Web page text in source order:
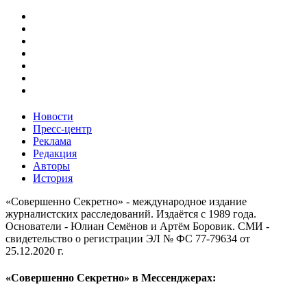
Новости
Пресс-центр
Реклама
Редакция
Авторы
История
«Совершенно Секретно» - международное издание
журналистских расследований. Издаётся с 1989 года.
Основатели - Юлиан Семёнов и Артём Боровик. CМИ -
свидетельство о регистрации ЭЛ № ФС 77-79634 от
25.12.2020 г.
«Совершенно Секретно» в Мессенджерах: